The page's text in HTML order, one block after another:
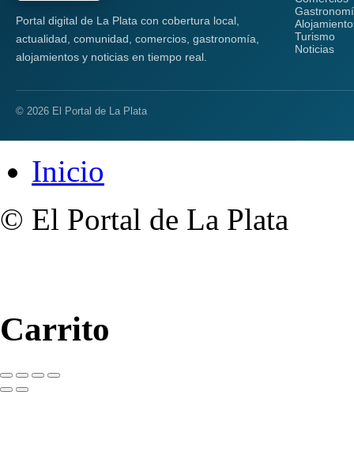
Portal digital de La Plata con cobertura local,
actualidad, comunidad, comercios, gastronomía,
alojamientos y noticias en tiempo real.
Turismo
Noticias
© 2026 El Portal de La Plata
Inicio
© El Portal de La Plata
Carrito